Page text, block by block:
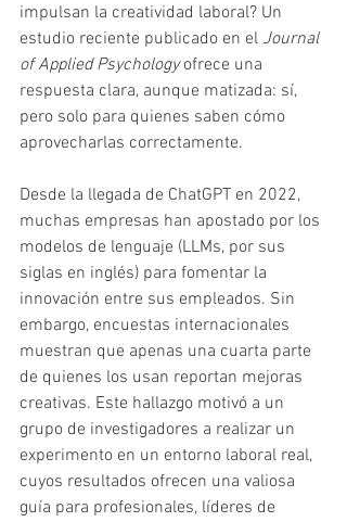
impulsan la creatividad laboral? Un
estudio reciente publicado en el Journal
of Applied Psychology ofrece una
respuesta clara, aunque matizada: sí,
pero solo para quienes saben cómo
aprovecharlas correctamente.
Desde la llegada de ChatGPT en 2022,
muchas empresas han apostado por los
modelos de lenguaje (LLMs, por sus
siglas en inglés) para fomentar la
innovación entre sus empleados. Sin
embargo, encuestas internacionales
muestran que apenas una cuarta parte
de quienes los usan reportan mejoras
creativas. Este hallazgo motivó a un
grupo de investigadores a realizar un
experimento en un entorno laboral real,
cuyos resultados ofrecen una valiosa
guía para profesionales, líderes de